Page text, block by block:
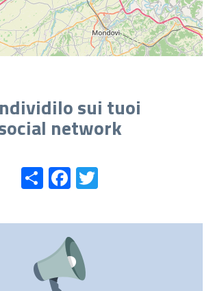
sui tuoi
network
ShareFacebook